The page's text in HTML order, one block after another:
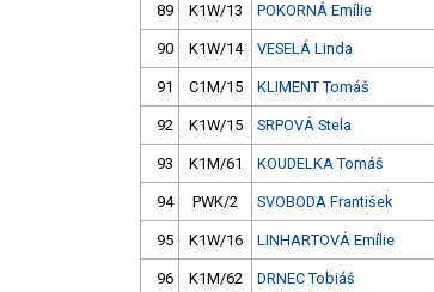
89 K1W/13 POKORNÁ Emílie
90 K1W/14 VESELÁ Linda
91 C1M/15 KLIMENT Tomáš
92 K1W/15 SRPOVÁ Stela
93 K1M/61 KOUDELKA Tomáš
94 PWK/2 SVOBODA František
95 K1W/16 LINHARTOVÁ Emílie
96 K1M/62 DRNEC Tobiáš